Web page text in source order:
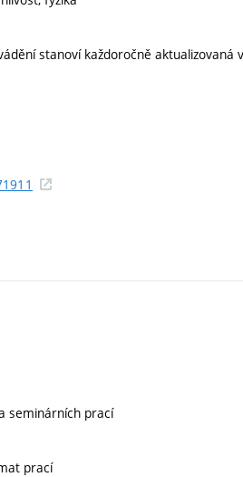
stanoví každoročně
seminárních prací
prací